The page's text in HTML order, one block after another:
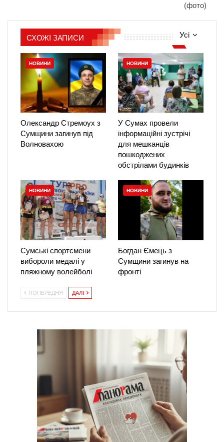
(фото)
Усі
СХОЖІ ЗАПИСИ
НОВИНИ
Олександр Стремоух з
Сумщини загинув під
Волновахою
НОВИНИ
У Сумах провели
інформаційні зустрічі
для мешканців
пошкоджених
обстрілами будинків
НОВИНИ
Сумські спортсмени
вибороли медалі у
пляжному волейболі
НОВИНИ
Богдан Ємець з
Сумщини загинув на
фронті
ПОПЕРЕДНЯ ДАЛІ